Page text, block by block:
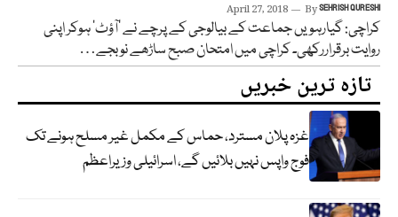
April 27, 2018 BySEHRISH QURESHI
کراچی: گیارہویں جماعت کے بیالوجی کے پرچے نے ’آؤٹ‘ ہوکر اپنی
روایت برقراررکھی۔ کراچی میں امتحان صبح ساڑھے نو بجے…
تازہ ترین خبریں
غزہ پلان مسترد، حماس کے مکمل غیر مسلح ہونے تک
فوج واپس نہیں بلائیں گے، اسرائیلی وزیراعظم